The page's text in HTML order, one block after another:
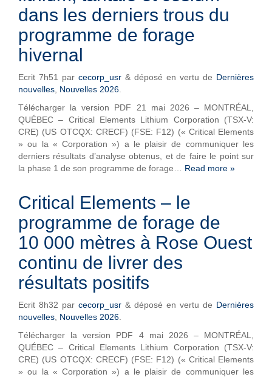
dans les derniers trous du
programme de forage
hivernal
Ecrit 7h51 par cecorp_usr & déposé en vertu de Dernières
nouvelles Nouvelles 2026
Télécharger la version PDF 21 mai 2026 – MONTRÉAL,
QUÉBEC – Critical Elements Lithium Corporation (TSX-V:
CRE) (US OTCQX: CRECF) (FSE: F12) (« Critical Elements
» ou la « Corporation ») a le plaisir de communiquer les
derniers résultats d’analyse obtenus, et de faire le point sur
la phase 1 de son programme de forage… Read more »
Critical Elements – le
programme de forage de
10 000 mètres à Rose Ouest
continu de livrer des
résultats positifs
Ecrit 8h32 par cecorp_usr & déposé en vertu de Dernières
nouvelles Nouvelles 2026
Télécharger la version PDF 4 mai 2026 – MONTRÉAL,
QUÉBEC – Critical Elements Lithium Corporation (TSX-V:
CRE) (US OTCQX: CRECF) (FSE: F12) (« Critical Elements
» ou la « Corporation ») a le plaisir de communiquer les